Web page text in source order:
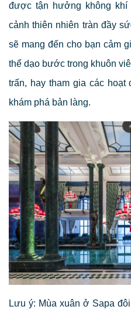
được tận hưởng không
cảnh thiên nhiên tràn đầy
sẽ mang đến cho bạn cảm
thể dạo bước trong khuôn
trấn, hay tham gia các hoạt
khám phá bản làng.
Lưu ý: Mùa xuân ở Sapa